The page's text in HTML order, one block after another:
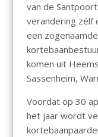
van de
verandering zélf
een
komen uit
Sassenheim,
Voordat op 30
het jaar wordt